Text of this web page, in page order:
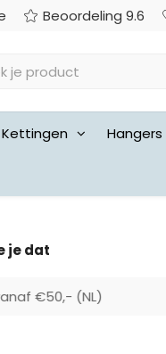
Beoordeling 9.6
Kettingen Hangers
je dat
geld terug